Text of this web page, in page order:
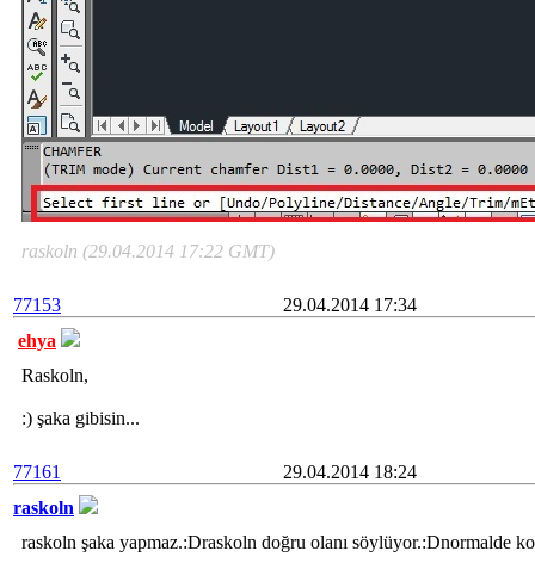
raskoln (29.04.2014 17:22 GMT)
77153
29.04.2014 17:34
ehya
Raskoln,
:) şaka gibisin...
77161
29.04.2014 18:24
raskoln
raskoln şaka yapmaz.:Draskoln doğru olanı söylüyor.:Dnormalde